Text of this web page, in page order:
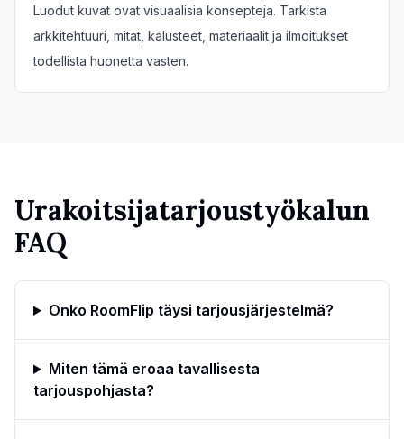
Luodut kuvat ovat visuaalisia konsepteja. Tarkista
arkkitehtuuri, mitat, kalusteet, materiaalit ja ilmoitukset
todellista huonetta vasten.
Urakoitsijatarjoustyökalun
FAQ
Onko RoomFlip täysi tarjousjärjestelmä?
Miten tämä eroaa tavallisesta
tarjouspohjasta?